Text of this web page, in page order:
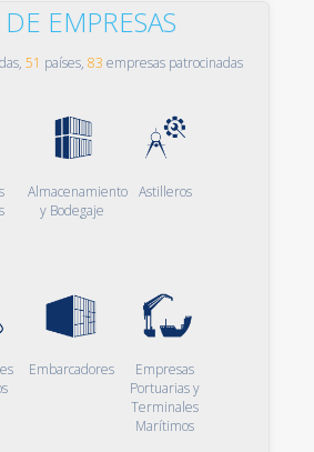
EMPRESAS
51 países, 83 empresas patrocinadas
Almacenamiento
y Bodegaje
Astilleros
Embarcadores
Empresas
Portuarias y
Terminales
Marítimos